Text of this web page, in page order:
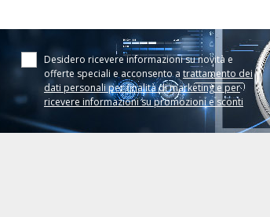
Desidero ricevere informazioni su novità e
offerte speciali e acconsento a trattamento dei
dati personali per finalità di marketing e per
ricevere informazioni su promozioni e sconti